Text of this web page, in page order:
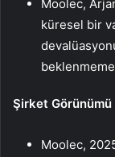
Moolec,
küresel bir
Şirket Görünümü
Moolec,